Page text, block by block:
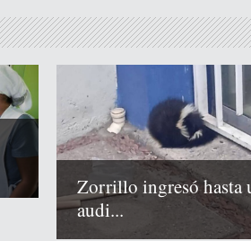
Zorrillo ingresó hasta
audi...